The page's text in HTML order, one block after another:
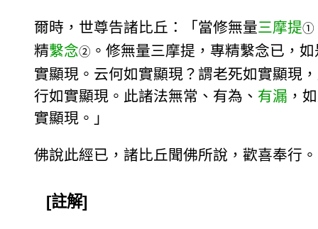
爾時，世尊告諸比丘：「當修無量三摩提①
精繫念② 。修無量三摩提，專精繫念已，
實顯現。云何如實顯現？謂老死如實顯現
行如實顯現。此諸法無常、有為、 有漏 ，
實顯現。」
佛說此經已，諸比丘聞佛所說，歡喜奉行。
[註解]